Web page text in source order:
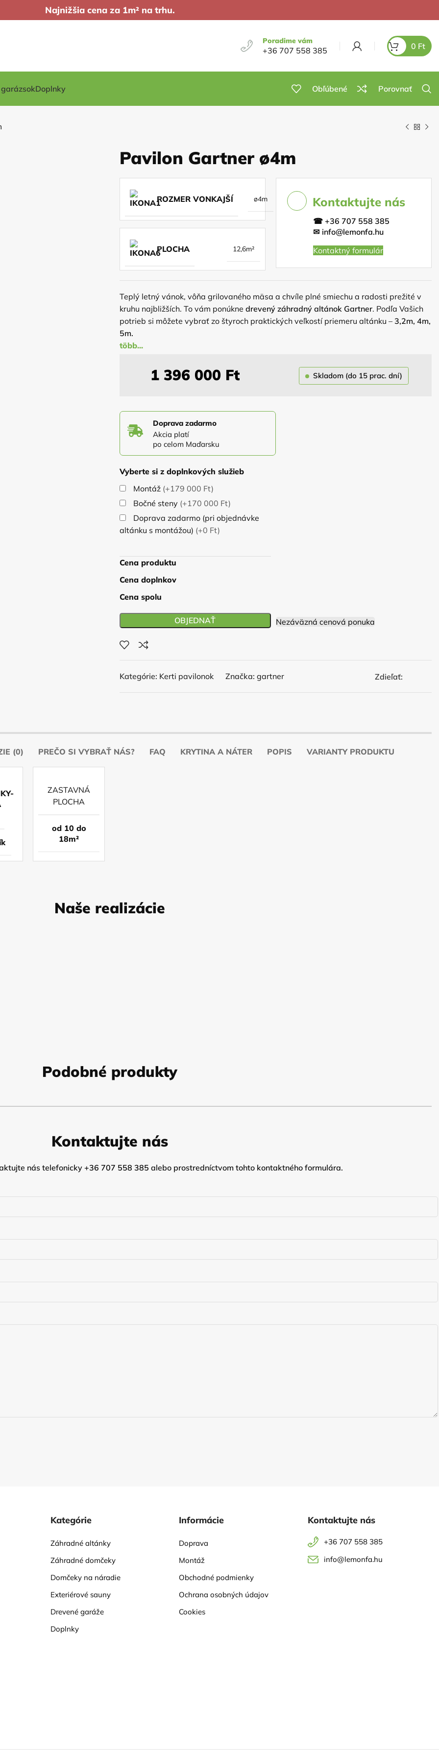
Najnižšia cena za 1m² na trhu.
Poradime vám
+36 707 558 385 0 Ft
Doplnky Obľúbené Porovnať
Pavilon Gartner ø4m
ROZMER VONKAJŠÍ ø4m
PLOCHA 12,6m²
Kontaktujte nás
☎ +36 707 558 385
✉ info@lemonfa.hu
Kontaktný formulár
Teplý letný vánok, vôňa grilovaného mäsa a chvíle plné smiechu a radosti prežité v
kruhu najbližších. To vám ponúkne drevený záhradný altánok Gartner. Podľa Vašich
potrieb si môžete vybrať zo štyroch praktických veľkostí priemeru altánku – 3,2m, 4m,
5m.
volíte sami z nášho vzorkovníka rovnako ako odtieň strešnej krytiny. Strecha je
osadená na masívnej konštrukcii z hranolov 13x13cm, ktoré zaručujú dokonalú
1 396 000 Ft Skladom (do 15 prac. dní)
Doprava zadarmo
Akcia platí
po celom Maďarsku
Vyberte si z doplnkových služieb
Montáž (+179 000 Ft)
Bočné steny (+170 000 Ft)
Doprava zadarmo (pri objednávke
altánku s montážou) (+0 Ft)
Cena produktu
Cena doplnkov
Cena spolu
OBJEDNAŤ Nezáväzná cenová ponuka
Kategórie: Kerti pavilonok Značka: gartner Zdieľať:
(0) PREČO SI VYBRAŤ NÁS? FAQ KRYTINA A NÁTER POPIS VARIANTY PRODUKTU
ZASTAVNÁ
PLOCHA
od 10 do
18m²
Naše realizácie
Podobné produkty
Kontaktujte nás
nás telefonicky +36 707 558 385 alebo prostredníctvom tohto kontaktného formulára.
Kategórie
Záhradné altánky
Záhradné domčeky
Domčeky na náradie
Exteriérové sauny
Drevené garáže
Doplnky
Informácie
Doprava
Montáž
Obchodné podmienky
Ochrana osobných údajov
Cookies
Kontaktujte nás
+36 707 558 385
info@lemonfa.hu